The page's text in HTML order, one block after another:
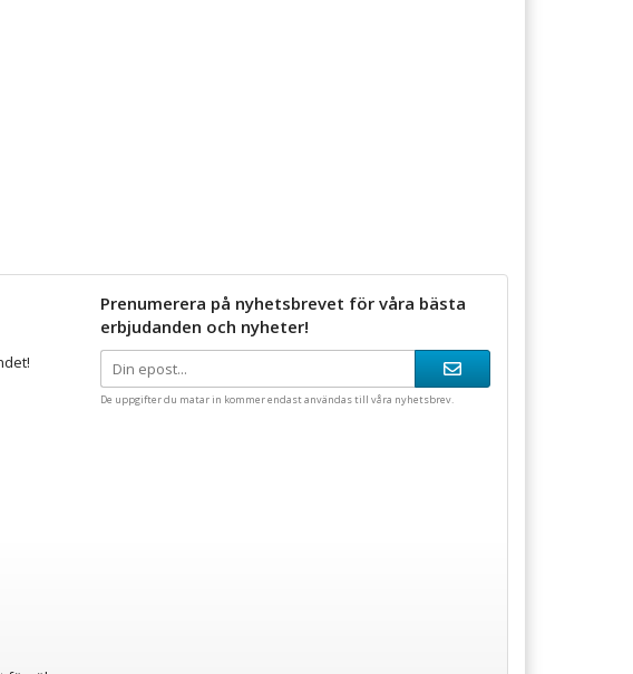
Prenumerera på nyhetsbrevet för våra bästa
erbjudanden och nyheter!
De uppgifter du matar in kommer endast användas till våra nyhetsbrev.